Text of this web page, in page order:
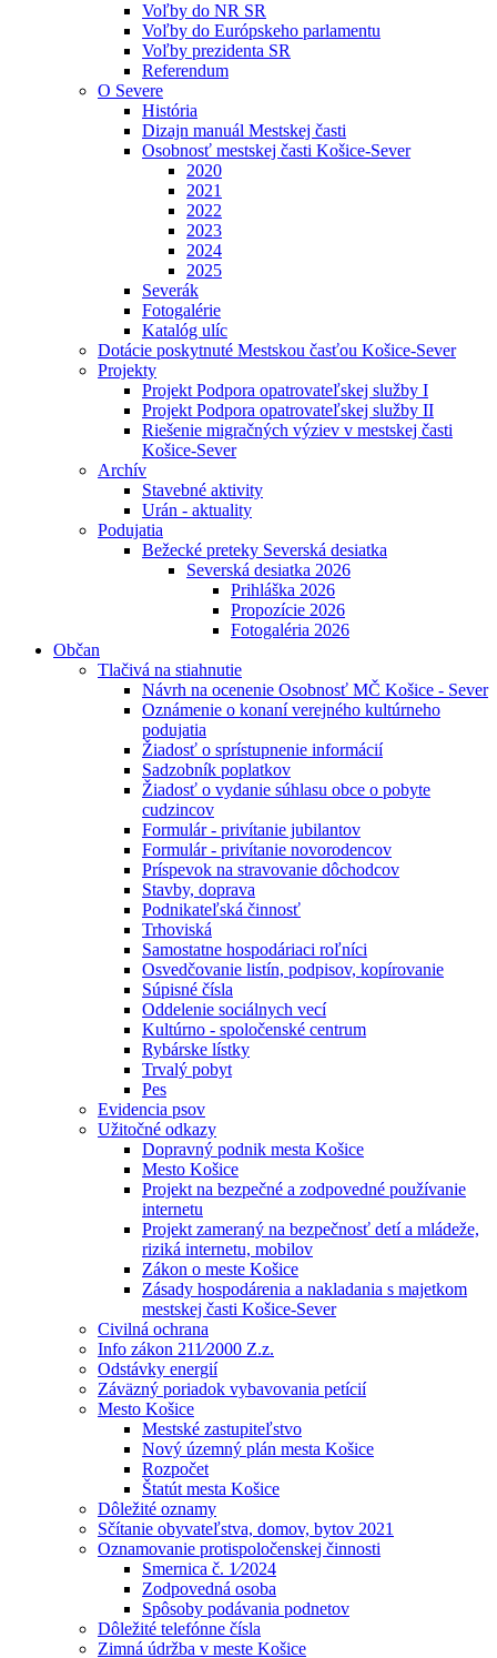
Voľby do NR SR
Voľby do Európskeho parlamentu
Voľby prezidenta SR
Referendum
O Severe
História
Dizajn manuál Mestskej časti
Osobnosť mestskej časti Košice-Sever
2020
2021
2022
2023
2024
2025
Severák
Fotogalérie
Katalóg ulíc
Dotácie poskytnuté Mestskou časťou Košice-Sever
Projekty
Projekt Podpora opatrovateľskej služby I
Projekt Podpora opatrovateľskej služby II
Riešenie migračných výziev v mestskej časti
Košice-Sever
Archív
Stavebné aktivity
Urán - aktuality
Podujatia
Bežecké preteky Severská desiatka
Severská desiatka 2026
Prihláška 2026
Propozície 2026
Fotogaléria 2026
Občan
Tlačivá na stiahnutie
Návrh na ocenenie Osobnosť MČ Košice - Sever
Oznámenie o konaní verejného kultúrneho
podujatia
Žiadosť o sprístupnenie informácií
Sadzobník poplatkov
Žiadosť o vydanie súhlasu obce o pobyte
cudzincov
Formulár - privítanie jubilantov
Formulár - privítanie novorodencov
Príspevok na stravovanie dôchodcov
Stavby, doprava
Podnikateľská činnosť
Trhoviská
Samostatne hospodáriaci roľníci
Osvedčovanie listín, podpisov, kopírovanie
Súpisné čísla
Oddelenie sociálnych vecí
Kultúrno - spoločenské centrum
Rybárske lístky
Trvalý pobyt
Pes
Evidencia psov
Užitočné odkazy
Dopravný podnik mesta Košice
Mesto Košice
Projekt na bezpečné a zodpovedné používanie
internetu
Projekt zameraný na bezpečnosť detí a mládeže,
riziká internetu, mobilov
Zákon o meste Košice
Zásady hospodárenia a nakladania s majetkom
mestskej časti Košice-Sever
Civilná ochrana
Info zákon 211⁄2000 Z.z.
Odstávky energií
Záväzný poriadok vybavovania petícií
Mesto Košice
Mestské zastupiteľstvo
Nový územný plán mesta Košice
Rozpočet
Štatút mesta Košice
Dôležité oznamy
Sčítanie obyvateľstva, domov, bytov 2021
Oznamovanie protispoločenskej činnosti
Smernica č. 1⁄2024
Zodpovedná osoba
Spôsoby podávania podnetov
Dôležité telefónne čísla
Zimná údržba v meste Košice